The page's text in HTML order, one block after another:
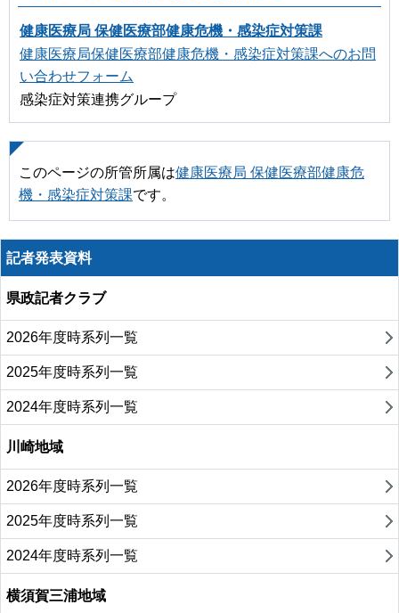
健康医療局 保健医療部健康危機・感染症対策課
健康医療局保健医療部健康危機・感染症対策課へのお問
い合わせフォーム
感染症対策連携グループ
このページの所管所属は健康医療局 保健医療部健康危
機・感染症対策課です。
記者発表資料
県政記者クラブ
2026年度時系列一覧
2025年度時系列一覧
2024年度時系列一覧
川崎地域
2026年度時系列一覧
2025年度時系列一覧
2024年度時系列一覧
横須賀三浦地域